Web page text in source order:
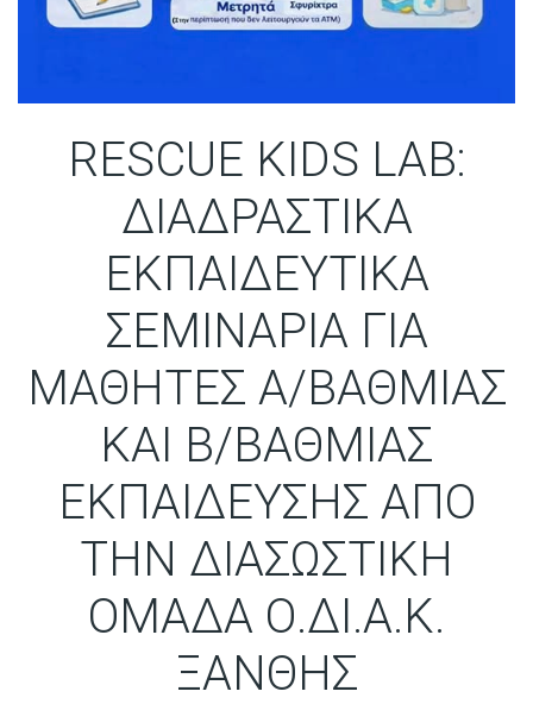
RESCUE KIDS LAB:
ΔΙAΔΡΑΣΤΙΚΑ
ΕΚΠΑΙΔΕΥΤΙΚΑ
ΣΕΜΙΝΑΡΙΑ ΓΙΑ
ΜΑΘΗΤΕΣ Α/ΒΑΘΜΙΑΣ
ΚΑΙ Β/ΒΑΘΜΙΑΣ
ΕΚΠΑΙΔΕΥΣΗΣ ΑΠΟ
ΤΗΝ ΔΙΑΣΩΣΤΙΚΗ
ΟΜΑΔΑ Ο.ΔΙ.Α.Κ.
ΞΑΝΘΗΣ